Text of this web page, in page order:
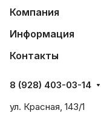
Компания
Информация
Контакты
8 (928) 403-03-14
ул. Красная, 143/1